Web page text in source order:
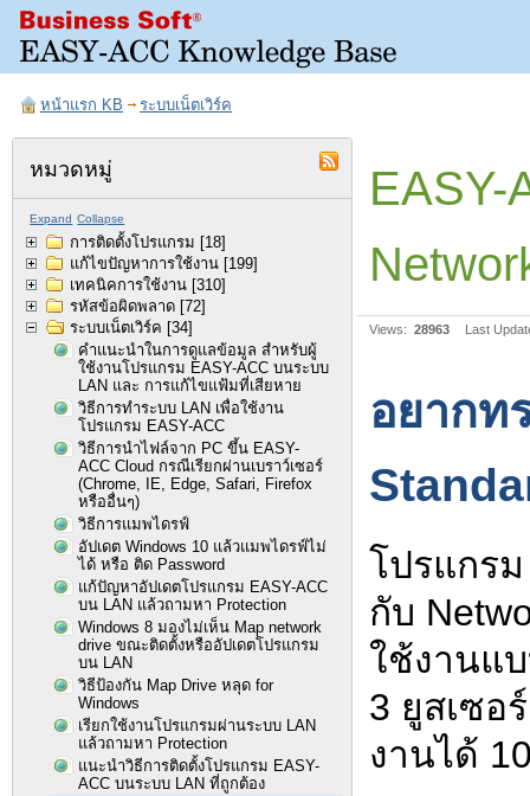
หน้าแรก KB ระบบเน็ตเวิร์ค
หมวดหมู่
Expand Collapse
การติดตั้งโปรแกรม [18]
แก้ไขปัญหาการใช้งาน [199]
เทคนิคการใช้งาน [310]
รหัสข้อผิดพลาด [72]
ระบบเน็ตเวิร์ค [34]
คำแนะนำในการดูแลข้อมูล สำหรับผู้
ใช้งานโปรแกรม EASY-ACC บนระบบ
LAN และ การแก้ไขแฟ้มที่เสียหาย
วิธีการทำระบบ LAN เพื่อใช้งาน
โปรแกรม EASY-ACC
วิธีการนำไฟล์จาก PC ขึ้น EASY-
ACC Cloud กรณีเรียกผ่านเบราว์เซอร์
(Chrome, IE, Edge, Safari, Firefox
หรืออื่นๆ)
วิธีการแมพไดรฟ์
อัปเดต Windows 10 แล้วแมพไดรฟ์ไม่
ได้ หรือ ติด Password
แก้ปัญหาอัปเดตโปรแกรม EASY-ACC
บน LAN แล้วถามหา Protection
Windows 8 มองไม่เห็น Map network
drive ขณะติดตั้งหรืออัปเดตโปรแกรม
บน LAN
วิธีป้องกัน Map Drive หลุด for
Windows
เรียกใช้งานโปรแกรมผ่านระบบ LAN
แล้วถามหา Protection
แนะนำวิธีการติดตั้งโปรแกรม EASY-
ACC บนระบบ LAN ที่ถูกต้อง
Views: 28963 Last
อยากท
โปรแกร
กับ
ใช้งานแ
3 ยูสเซอ
งานได้